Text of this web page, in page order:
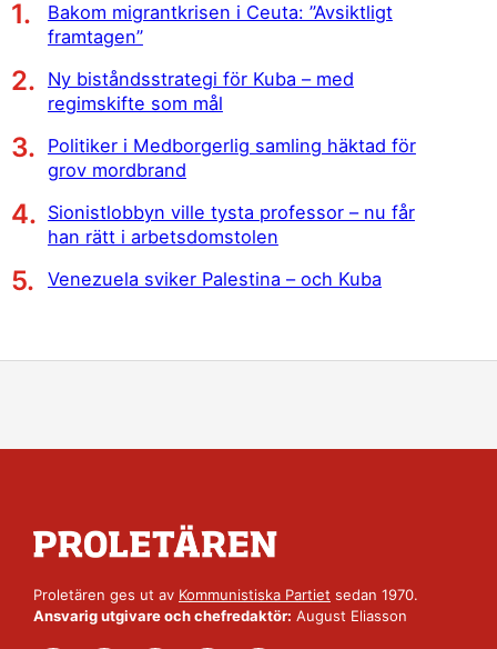
Bakom migrantkrisen i Ceuta: ”Avsiktligt
framtagen”
Ny biståndsstrategi för Kuba – med
regimskifte som mål
Politiker i Medborgerlig samling häktad för
grov mordbrand
Sionistlobbyn ville tysta professor – nu får
han rätt i arbetsdomstolen
Venezuela sviker Palestina – och Kuba
Proletären ges ut av Kommunistiska Partiet sedan 1970.
Ansvarig utgivare och chefredaktör: August Eliasson